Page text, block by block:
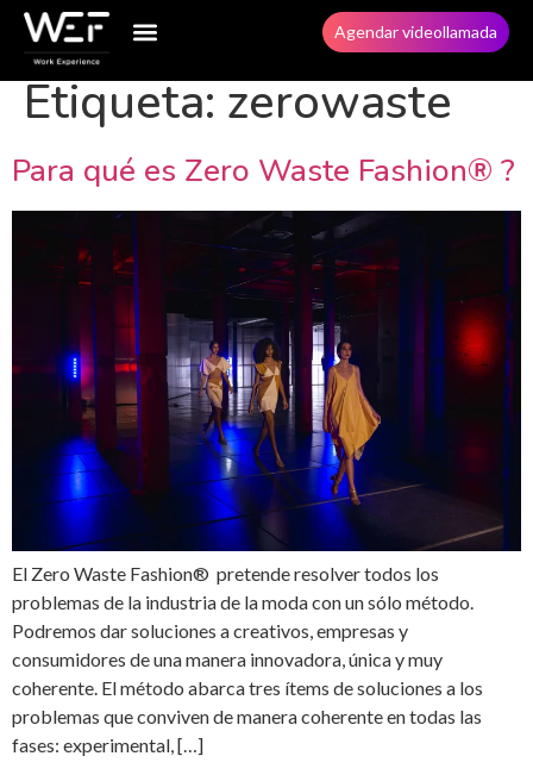
Agendar videollamada
Etiqueta:zerowaste
Para qué es Zero Waste Fashion® ?
El Zero Waste Fashion® pretende resolver todos los
problemas de la industria de la moda con un sólo método.
Podremos dar soluciones a creativos, empresas y
consumidores de una manera innovadora, única y muy
coherente. El método abarca tres ítems de soluciones a los
problemas que conviven de manera coherente en todas las
fases: experimental, […]